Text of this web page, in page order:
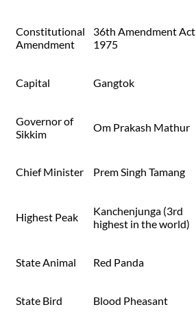
Constitutional
Amendment
36th Amendment Act,
1975
Capital Gangtok
Governor of
Sikkim
Om Prakash Mathur
Chief Minister Prem Singh Tamang
Highest Peak
Kanchenjunga (3rd
highest in the world)
State Animal Red Panda
State Bird Blood Pheasant